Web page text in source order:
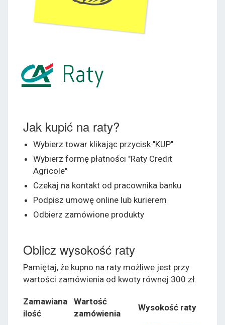
Jak kupić na raty?
Wybierz towar klikając przycisk "KUP"
Wybierz formę płatności "Raty Credit
Agricole"
Czekaj na kontakt od pracownika banku
Podpisz umowę online lub kurierem
Odbierz zamówione produkty
Oblicz wysokość raty
Pamiętaj, że kupno na raty możliwe jest przy
wartości zamówienia od kwoty równej 300 zł.
Zamawiana
ilość
Wartość
zamówienia
Wysokość raty